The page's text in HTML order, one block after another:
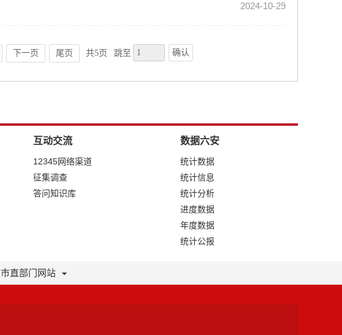
2024-10-29
下一页 尾页 共5页 跳至 确认
互动交流
12345网络渠道
征集调查
答问知识库
数据六安
统计数据
统计信息
统计分析
进度数据
年度数据
统计公报
市直部门网站